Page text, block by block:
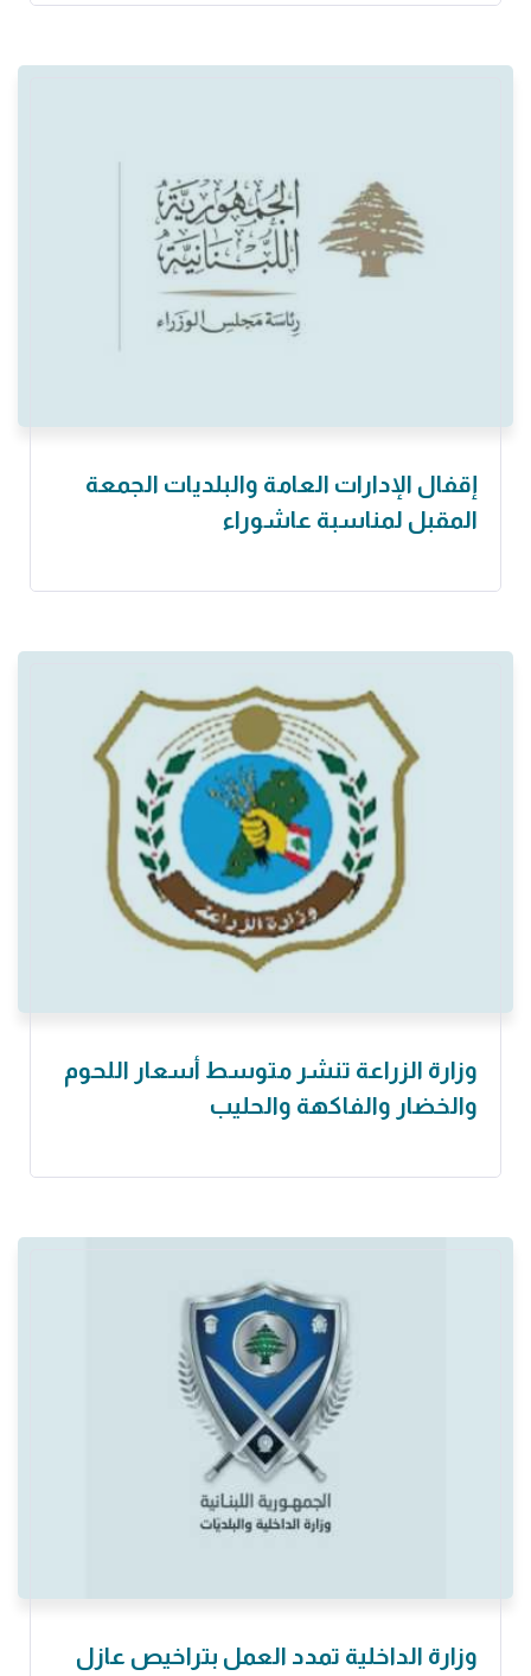
إقفال الإدارات العامة والبلديات الجمعة
المقبل لمناسبة عاشوراء
وزارة الزراعة تنشر متوسط أسعار اللحوم
والخضار والفاكهة والحليب
وزارة الداخلية تمدد العمل بتراخيص عازل